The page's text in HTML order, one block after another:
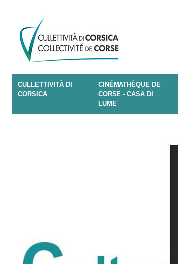
CULLETTIVITÀ DI
CORSICA
CINÉMATHÈQUE DE
CORSE - CASA DI
LUME